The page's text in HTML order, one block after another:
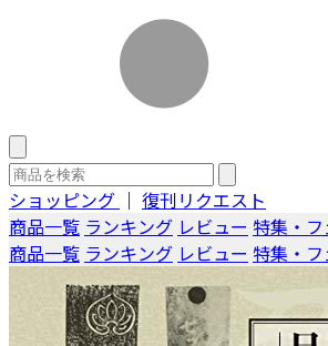
ショッピング ｜ 復刊リクエスト
商品一覧 ランキング レビュー 特集・
商品一覧 ランキング レビュー 特集・